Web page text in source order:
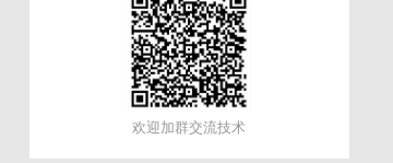
欢迎加群交流技术